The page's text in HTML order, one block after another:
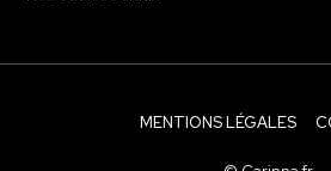
MENTIONS LÉGALES